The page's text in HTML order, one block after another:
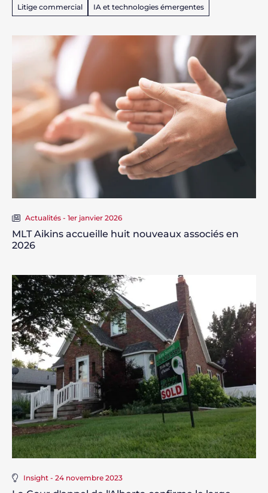
Litige commercial IA et technologies émergentes
Actualités - 1er janvier 2026
MLT Aikins accueille huit nouveaux associés en
2026
Insight - 24 novembre 2023